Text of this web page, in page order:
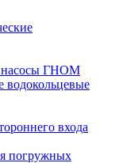
насосы ГНОМ
входа
погружных